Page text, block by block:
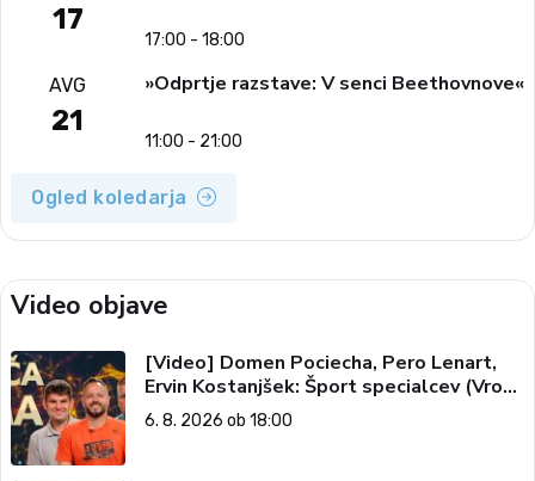
17
17:00 - 18:00
AVG
21
»Odprtje razstave: V senci Beethovnove«
11:00 - 21:00
Ogled koledarja
Video objave
[Video] Domen Pociecha, Pero Lenart,
Ervin Kostanjšek: Šport specialcev (Vroča
tema, 6. 8. 2026)
6. 8. 2026 ob 18:00